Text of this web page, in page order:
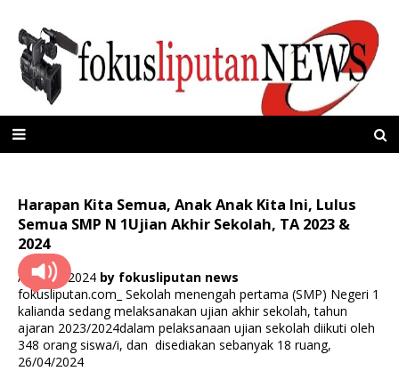
Harapan Kita Semua, Anak Anak Kita Ini, Lulus
Semua SMP N 1Ujian Akhir Sekolah, TA 2023 &
2024
April 26, 2024 by fokusliputan news
fokusliputan.com_ Sekolah menengah pertama (SMP) Negeri 1
kalianda sedang melaksanakan ujian akhir sekolah, tahun
ajaran 2023/2024dalam pelaksanaan ujian sekolah diikuti oleh
348 orang siswa/i, dan disediakan sebanyak 18 ruang,
26/04/2024